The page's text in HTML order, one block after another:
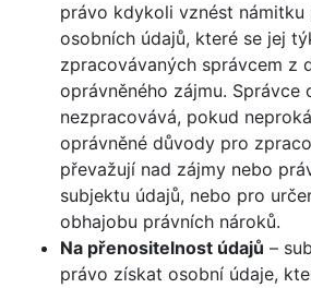
právo kdykoli vznést
osobních údajů, které se jej
zpracovávaných správcem z
oprávněného zájmu. Správce
nezpracovává, pokud
oprávněné důvody pro
převažují nad zájmy nebo
subjektu údajů, nebo pro
obhajobu právních nároků.
Na přenositelnost údajů –
právo získat osobní údaje,